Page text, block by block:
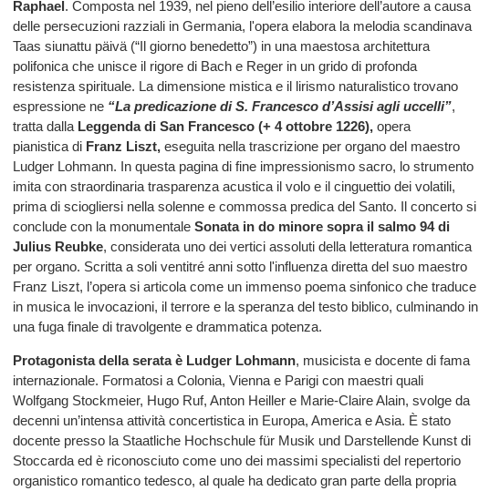
Raphael. Composta nel 1939, nel pieno dell’esilio interiore dell’autore a causa
delle persecuzioni razziali in Germania, l'opera elabora la melodia scandinava
Taas siunattu päivä (“Il giorno benedetto”) in una maestosa architettura
polifonica che unisce il rigore di Bach e Reger in un grido di profonda
resistenza spirituale. La dimensione mistica e il lirismo naturalistico trovano
espressione ne “La predicazione di S. Francesco d’Assisi agli uccelli”,
tratta dalla Leggenda di San Francesco (+ 4 ottobre 1226), opera
pianistica di Franz Liszt, eseguita nella trascrizione per organo del maestro
Ludger Lohmann. In questa pagina di fine impressionismo sacro, lo strumento
imita con straordinaria trasparenza acustica il volo e il cinguettio dei volatili,
prima di sciogliersi nella solenne e commossa predica del Santo. Il concerto si
conclude con la monumentale Sonata in do minore sopra il salmo 94 di
Julius Reubke, considerata uno dei vertici assoluti della letteratura romantica
per organo. Scritta a soli ventitré anni sotto l'influenza diretta del suo maestro
Franz Liszt, l’opera si articola come un immenso poema sinfonico che traduce
in musica le invocazioni, il terrore e la speranza del testo biblico, culminando in
una fuga finale di travolgente e drammatica potenza.
Protagonista della serata è Ludger Lohmann, musicista e docente di fama
internazionale. Formatosi a Colonia, Vienna e Parigi con maestri quali
Wolfgang Stockmeier, Hugo Ruf, Anton Heiller e Marie-Claire Alain, svolge da
decenni un’intensa attività concertistica in Europa, America e Asia. È stato
docente presso la Staatliche Hochschule für Musik und Darstellende Kunst di
Stoccarda ed è riconosciuto come uno dei massimi specialisti del repertorio
organistico romantico tedesco, al quale ha dedicato gran parte della propria